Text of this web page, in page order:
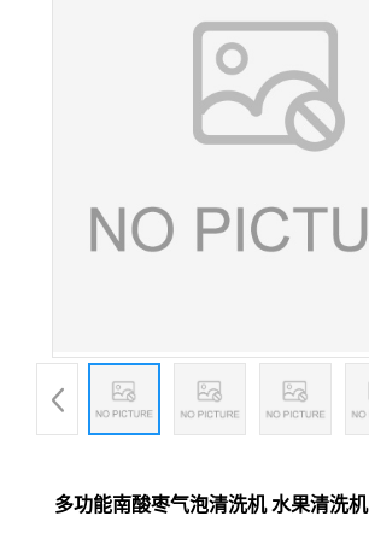
多功能南酸枣气泡清洗机 水果清洗机